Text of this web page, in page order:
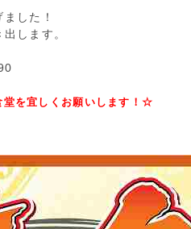
した！
します。
を宜しくお願いします！☆